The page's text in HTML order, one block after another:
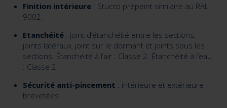
Finition intérieure : Stucco prépeint similaire au RAL
9002.
Etanchéité : joint d’étanchéité entre les sections,
joints latéraux, joint sur le dormant et joints sous les
sections. Étanchéité à l’air : Classe 2. Étanchéité à l’eau
: Classe 2.
Sécurité anti-pincement : intérieure et extérieure
brevetées.